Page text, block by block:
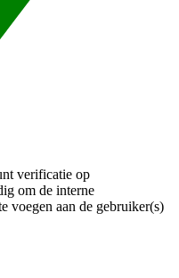
verificatie op
om de interne
voegen aan de gebruiker(s)